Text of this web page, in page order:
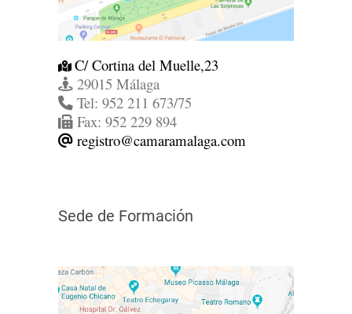
C/ Cortina del Muelle,23
29015 Málaga
Tel: 952 211 673/75
Fax: 952 229 894
registro@camaramalaga.com
Sede de Formación